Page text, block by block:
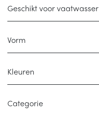
Geschikt voor vaatwasser
Vorm
Kleuren
Categorie